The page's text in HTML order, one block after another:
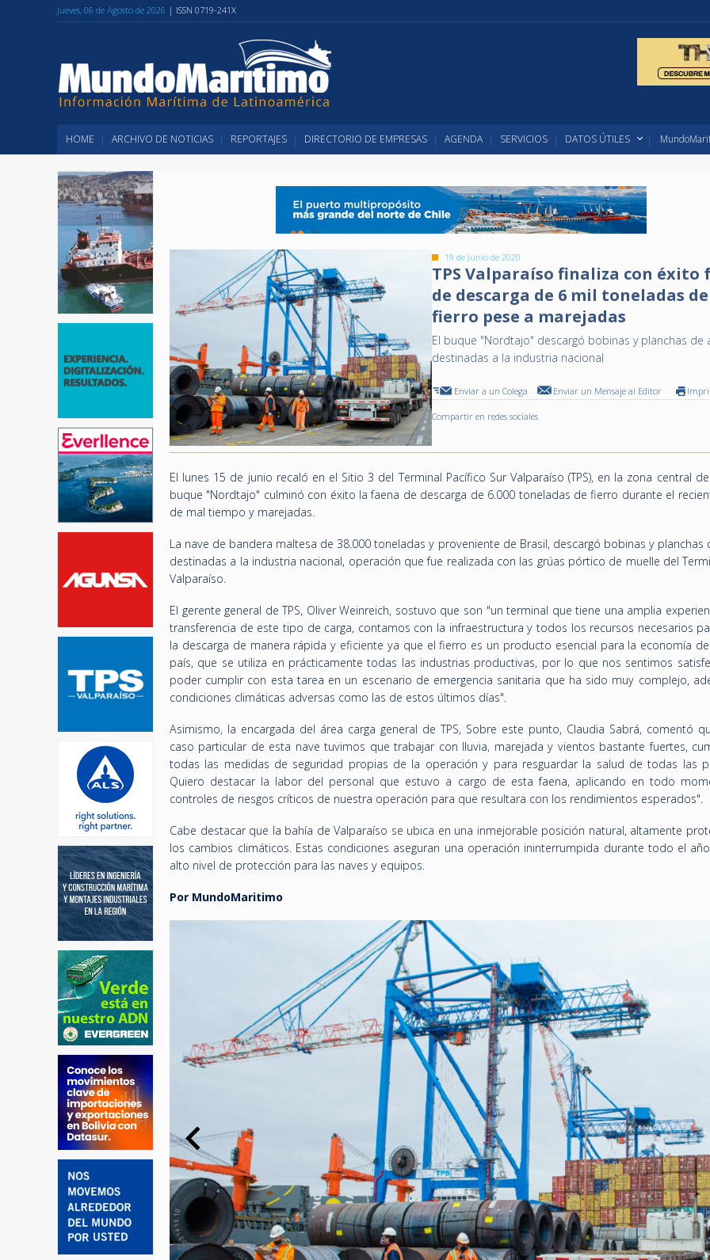
Jueves, 06 de Agosto de 2026 | ISSN 0719-241X
HOME ARCHIVO DE NOTICIAS REPORTAJES DIRECTORIO DE EMPRESAS AGENDA SERVICIOS DATOS ÚTILES
19 de Junio de 2020
TPS Valparaíso finaliza con éxito
de descarga de 6 mil toneladas de
fierro pese a marejadas
El buque "Nordtajo" descargó bobinas y planchas de
destinadas a la industria nacional
Enviar a un Colega Enviar un Mensaje al Editor
Compartir en redes sociales
El lunes 15 de junio recaló en el Sitio 3 del Terminal Pacífico Sur Valparaíso (TPS), en la zona central
buque "Nordtajo" culminó con éxito la faena de descarga de 6.000 toneladas de fierro durante el
de mal tiempo y marejadas.
La nave de bandera maltesa de 38.000 toneladas y proveniente de Brasil, descargó bobinas y planchas
destinadas a la industria nacional, operación que fue realizada con las grúas pórtico de muelle del
Valparaíso.
El gerente general de TPS, Oliver Weinreich, sostuvo que son "un terminal que tiene una amplia
transferencia de este tipo de carga, contamos con la infraestructura y todos los recursos necesarios
la descarga de manera rápida y eficiente ya que el fierro es un producto esencial para la economía
país, que se utiliza en prácticamente todas las industrias productivas, por lo que nos sentimos
poder cumplir con esta tarea en un escenario de emergencia sanitaria que ha sido muy complejo,
condiciones climáticas adversas como las de estos últimos días".
Asimismo, la encargada del área carga general de TPS, Sobre este punto, Claudia Sabrá, comentó
caso particular de esta nave tuvimos que trabajar con lluvia, marejada y vientos bastante fuertes,
todas las medidas de seguridad propias de la operación y para resguardar la salud de todas las
Quiero destacar la labor del personal que estuvo a cargo de esta faena, aplicando en todo
controles de riesgos críticos de nuestra operación para que resultara con los rendimientos esperados".
Cabe destacar que la bahía de Valparaíso se ubica en una inmejorable posición natural, altamente
los cambios climáticos. Estas condiciones aseguran una operación ininterrumpida durante todo el
alto nivel de protección para las naves y equipos.
Por MundoMaritimo